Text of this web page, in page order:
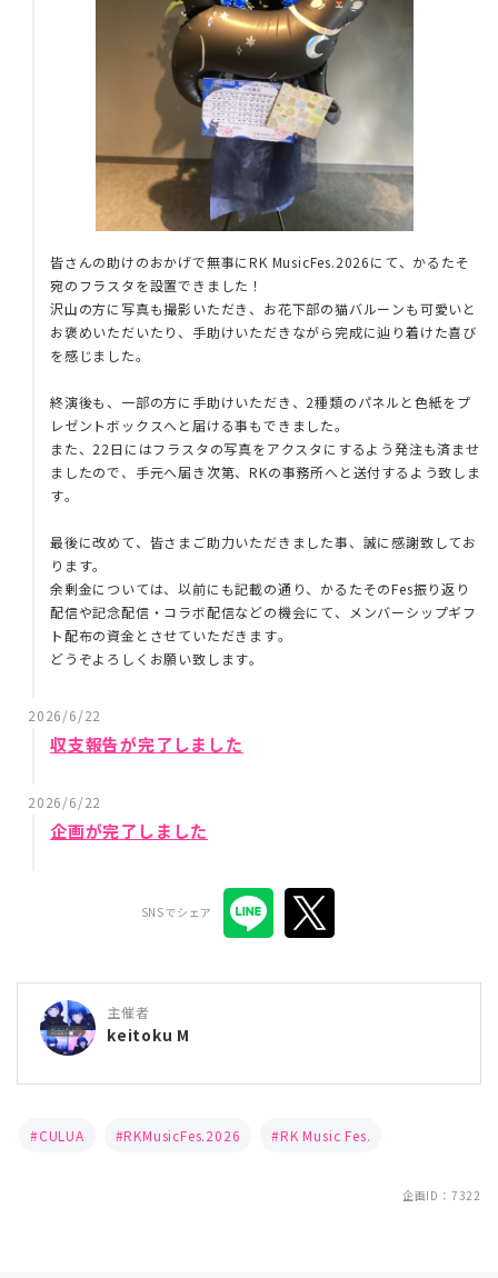
皆さんの助けのおかげで無事にRK MusicFes.2026にて、かるたそ
宛のフラスタを設置できました！
沢山の方に写真も撮影いただき、お花下部の猫バルーンも可愛いと
お褒めいただいたり、手助けいただきながら完成に辿り着けた喜び
を感じました。
終演後も、一部の方に手助けいただき、2種類のパネルと色紙をプ
レゼントボックスへと届ける事もできました。
また、22日にはフラスタの写真をアクスタにするよう発注も済ませ
ましたので、手元へ届き次第、RKの事務所へと送付するよう致しま
す。
最後に改めて、皆さまご助力いただきました事、誠に感謝致してお
ります。
余剰金については、以前にも記載の通り、かるたそのFes振り返り
配信や記念配信・コラボ配信などの機会にて、メンバーシップギフ
ト配布の資金とさせていただきます。
どうぞよろしくお願い致します。
2026/6/22
収支報告が完了しました
2026/6/22
企画が完了しました
SNSでシェア
主催者
keitoku M
CULUA RKMusicFes.2026 RK Music Fes.
企画ID：7322